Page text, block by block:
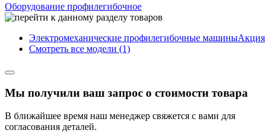
Оборудование профилегибочное
Электромеханические профилегибочные машиныАкция
Смотреть все модели (1)
Мы получили ваш запрос о стоимости товара
В ближайшее время наш менеджер свяжется с вами для
согласования деталей.